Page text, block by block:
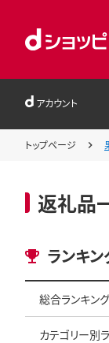
アカウント
トップページ
返礼品
ランキ
総合ランキング
カテゴリー別